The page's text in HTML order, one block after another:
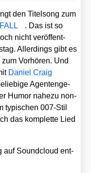
den Titel­song zum
. Das ist so
nicht ver­öf­fent­
Aller­dings gibt es
Vor­hö­ren. Und
Dani­el Craig
Agen­ten­ge­
Humor nahe­zu non­
typi­schen 007-Stil
das kom­plet­te Lied
auf Sound­cloud ent­